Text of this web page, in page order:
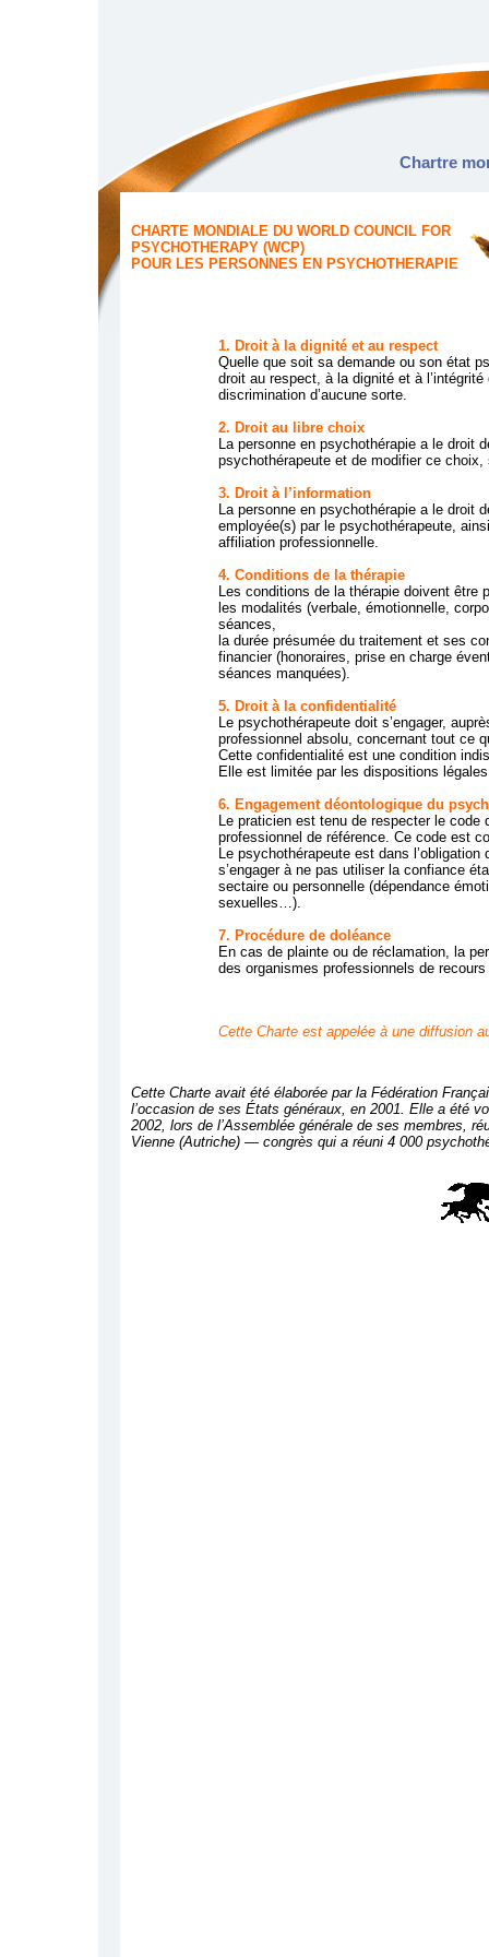
Chartre
CHARTE MONDIALE DU WORLD COUNCIL FOR
PSYCHOTHERAPY (WCP)
POUR LES PERSONNES EN PSYCHOTHERAPIE
1. Droit à la dignité et au respect
Quelle que soit sa demande ou son état
droit au respect, à la dignité et à
discrimination d’aucune sorte.
2. Droit au libre choix
La personne en psychothérapie a le droit
psychothérapeute et de modifier ce choix,
3. Droit à l’information
La personne en psychothérapie a le droit
employée(s) par le psychothérapeute,
affiliation professionnelle.
4. Conditions de la thérapie
Les conditions de la thérapie doivent être
les modalités (verbale, émotionnelle,
séances,
la durée présumée du traitement et ses
financier (honoraires, prise en charge
séances manquées).
5. Droit à la confidentialité
Le psychothérapeute doit s’engager,
professionnel absolu, concernant tout ce
Cette confidentialité est une condition
Elle est limitée par les dispositions
6. Engagement déontologique du
Le praticien est tenu de respecter le code
professionnel de référence. Ce code est
Le psychothérapeute est dans
s’engager à ne pas utiliser la confiance
sectaire ou personnelle (dépendance
sexuelles…).
7. Procédure de doléance
En cas de plainte ou de réclamation, la
des organismes professionnels de
Cette Charte est appelée à une diffusion
Cette Charte avait été élaborée par la Fédération
l’occasion de ses États généraux, en 2001. Elle a été
2002, lors de l’Assemblée générale de ses membres,
Vienne (Autriche) — congrès qui a réuni 4 000